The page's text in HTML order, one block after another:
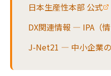
日本生産性本部 公式
DX関連情報 — IPA（情
J-Net21 — 中小企業